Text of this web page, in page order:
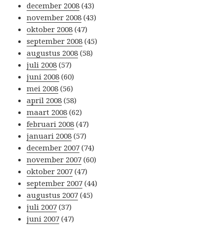
december 2008 (43)
november 2008 (43)
oktober 2008 (47)
september 2008 (45)
augustus 2008 (58)
juli 2008 (57)
juni 2008 (60)
mei 2008 (56)
april 2008 (58)
maart 2008 (62)
februari 2008 (47)
januari 2008 (57)
december 2007 (74)
november 2007 (60)
oktober 2007 (47)
september 2007 (44)
augustus 2007 (45)
juli 2007 (37)
juni 2007 (47)